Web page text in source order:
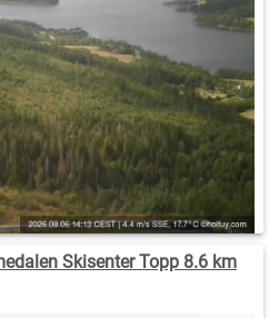
Skisenter Topp 8.6 km